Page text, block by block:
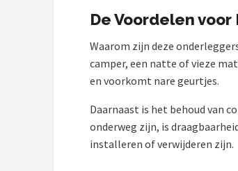
De Voordelen
Waarom zijn deze
camper, een natte of vieze
en voorkomt nare geurtjes.
Daarnaast is het behoud van
onderweg zijn, is
installeren of verwijderen zijn.